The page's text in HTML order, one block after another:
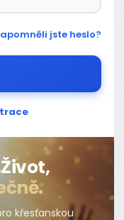
jste heslo?
Život,
křesťanskou